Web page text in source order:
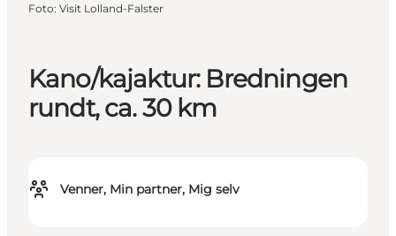
Kano/kajaktur: Bredningen
rundt, ca. 30 km
Venner, Min partner, Mig selv
Foto: Visit Lolland-Falster